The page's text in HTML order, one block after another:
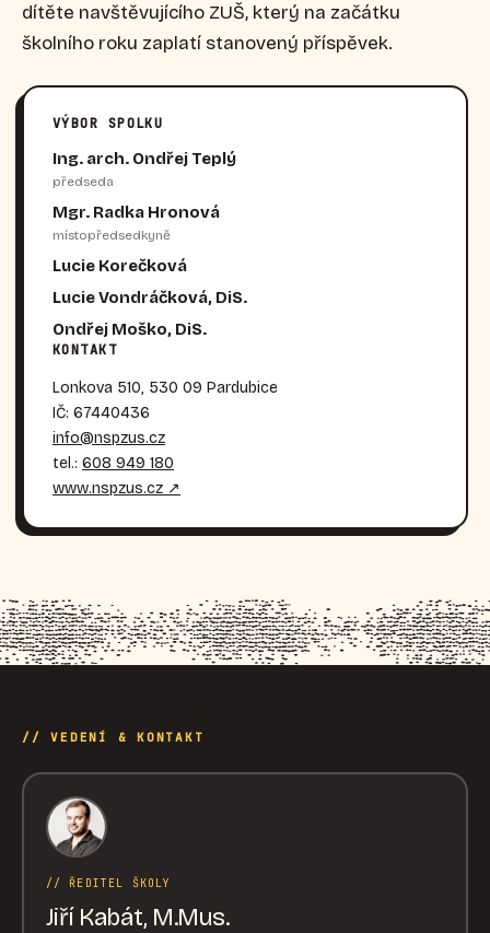
dítěte navštěvujícího ZUŠ, který na začátku
školního roku zaplatí stanovený příspěvek.
VÝBOR SPOLKU
Ing. arch. Ondřej Teplý
předseda
Mgr. Radka Hronová
místopředsedkyně
Lucie Korečková
Lucie Vondráčková, DiS.
Ondřej Moško, DiS.
KONTAKT
Lonkova 510, 530 09 Pardubice
IČ: 67440436
info@nspzus.cz
tel.: 608 949 180
www.nspzus.cz ↗
// VEDENÍ & KONTAKT
// ŘEDITEL ŠKOLY
Jiří Kabát, M.Mus.